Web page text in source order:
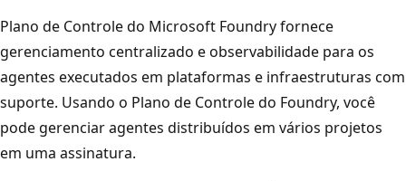
Plano de Controle do Microsoft Foundry fornece
gerenciamento centralizado e observabilidade para os
agentes executados em plataformas e infraestruturas com
suporte. Usando o Plano de Controle do Foundry, você
pode gerenciar agentes distribuídos em vários projetos
em uma assinatura.